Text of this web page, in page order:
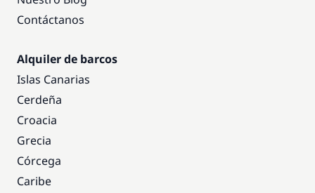
Contáctanos
Alquiler de barcos
Islas Canarias
Cerdeña
Croacia
Grecia
Córcega
Caribe